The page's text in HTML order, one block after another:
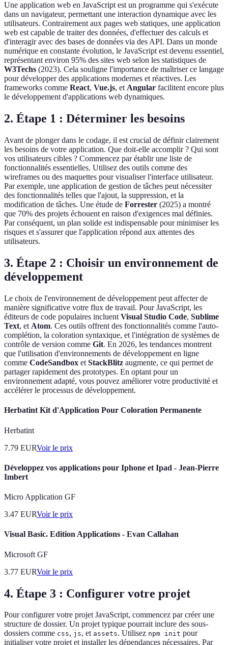
Une application web en JavaScript est un programme qui s'exécute
dans un navigateur, permettant une interaction dynamique avec les
utilisateurs. Contrairement aux pages web statiques, une application
web est capable de traiter des données, d'effectuer des calculs et
d'interagir avec des bases de données via des API. Dans un monde
numérique en constante évolution, le JavaScript est devenu essentiel,
représentant environ 95% des sites web selon les statistiques de
W3Techs (2023). Cela souligne l'importance de maîtriser ce langage
pour développer des applications modernes et réactives. Les
frameworks comme React, Vue.js, etAngular facilitent encore plus
le développement d'applications web dynamiques.
2. Étape 1 : Déterminer les besoins
Avant de plonger dans le codage, il est crucial de définir clairement
les besoins de votre application. Que doit-elle accomplir ? Qui sont
vos utilisateurs cibles ? Commencez par établir une liste de
fonctionnalités essentielles. Utilisez des outils comme des
wireframes ou des maquettes pour visualiser l'interface utilisateur.
Par exemple, une application de gestion de tâches peut nécessiter
des fonctionnalités telles que l'ajout, la suppression, et la
modification de tâches. Une étude de Forrester (2025) a montré
que 70% des projets échouent en raison d'exigences mal définies.
Par conséquent, un plan solide est indispensable pour minimiser les
risques et s'assurer que l'application répond aux attentes des
utilisateurs.
3. Étape 2 : Choisir un environnement de
développement
Le choix de l'environnement de développement peut affecter de
manière significative votre flux de travail. Pour JavaScript, les
éditeurs de code populaires incluent Visual Studio Code, Sublime
Text, et Atom. Ces outils offrent des fonctionnalités comme l'auto-
complétion, la coloration syntaxique, et l'intégration de systèmes de
contrôle de version comme Git. En 2026, les tendances montrent
que l'utilisation d'environnements de développement en ligne
comme CodeSandbox et StackBlitz augmente, ce qui permet de
partager rapidement des prototypes. En optant pour un
environnement adapté, vous pouvez améliorer votre productivité et
accélérer le processus de développement.
Herbatint Kit d'Application Pour Coloration Permanente
Herbatint
7.79 EURVoir le prix
Développez vos applications pour Iphone et Ipad - Jean-Pierre
Imbert
Micro Application GF
3.47 EURVoir le prix
Visual Basic. Edition Applications - Evan Callahan
Microsoft GF
3.77 EURVoir le prix
4. Étape 3 : Configurer votre projet
Pour configurer votre projet JavaScript, commencez par créer une
structure de dossier. Un projet typique pourrait inclure des sous-
dossiers comme css, js, et assets. Utilisez npm init pour
initialiser votre projet et installer les dépendances nécessaires. Par